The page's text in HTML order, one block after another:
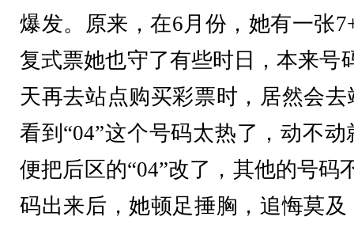
爆发。原来，在6月份，她有一张
复式票她也守了有些时日，本来号
天再去站点购买彩票时，居然会
看到“04”这个号码太热了，动不
便把后区的“04”改了，其他的号码
码出来后，她顿足捶胸，追悔莫